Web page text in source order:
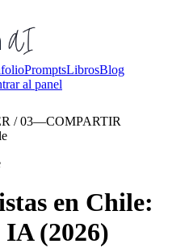
PromptsLibrosBlog
al panel
/ 03—COMPARTIR
en Chile:
(2026)